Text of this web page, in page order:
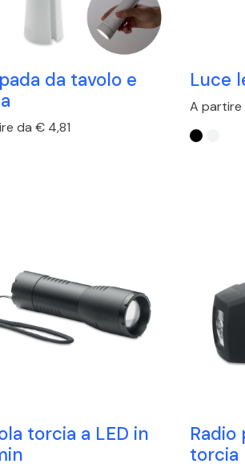
da tavolo e
da € 4,81
Luce
A partire
torcia a LED in
torcia